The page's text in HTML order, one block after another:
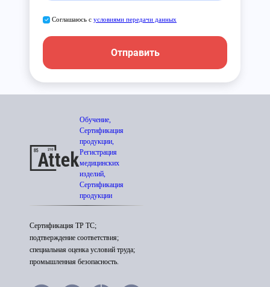
Соглашаюсь с условиями передачи данных
Отправить
Обучение,
Сертификация
продукции,
Регистрация
медицинских
изделий,
Сертификация
продукции
Сертификация ТР ТС;
подтверждение соответствия;
специальная оценка условий труда;
промышленная безопасность.